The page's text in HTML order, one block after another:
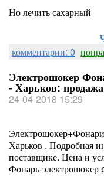
Но лечить сахарный
комментарии: 0
Электрошокер
- Харьков:
24-04-2018 15:29
Харьков . Подробная
поставщике. Цена и
Фонарь-